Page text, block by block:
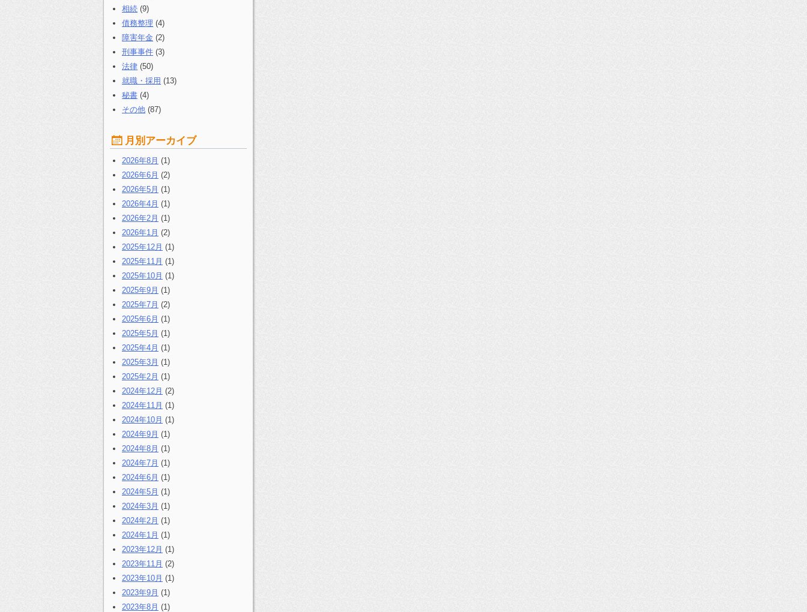
相続 (9)
債務整理 (4)
障害年金 (2)
刑事事件 (3)
法律 (50)
就職・採用 (13)
秘書 (4)
その他 (87)
月別アーカイブ
2026年8月 (1)
2026年6月 (2)
2026年5月 (1)
2026年4月 (1)
2026年2月 (1)
2026年1月 (2)
2025年12月 (1)
2025年11月 (1)
2025年10月 (1)
2025年9月 (1)
2025年7月 (2)
2025年6月 (1)
2025年5月 (1)
2025年4月 (1)
2025年3月 (1)
2025年2月 (1)
2024年12月 (2)
2024年11月 (1)
2024年10月 (1)
2024年9月 (1)
2024年8月 (1)
2024年7月 (1)
2024年6月 (1)
2024年5月 (1)
2024年3月 (1)
2024年2月 (1)
2024年1月 (1)
2023年12月 (1)
2023年11月 (2)
2023年10月 (1)
2023年9月 (1)
2023年8月 (1)